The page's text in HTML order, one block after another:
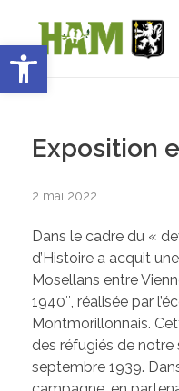
Ouvrir la barre d’outils
Ham-sous-Varsberg
Démarches
VIE INSTITUTIONNELLE
Le Maire : Edmond
Le conseil Municipal
VIE PRATIQUE
Exposition
2 mai 2022
Dans le cadre du «
d’Histoire a acquit
Mosellans entre
1940″, réalisée par
Montmorillonnais.
des réfugiés de notre
septembre 1939.